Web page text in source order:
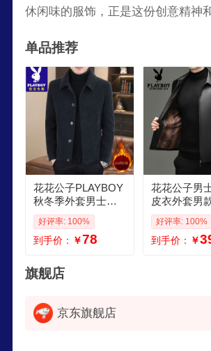
休闲味的服饰，正是这份创意精神
明天。主要产品有内衣、休闲裤、
夹克。
单品推荐
花花公子PLAYBOY
秋冬季外套男士夹
克潮流金貂绒呢子
男装冬装高端休闲
短款毛呢大衣 2489
好评率: 100%
到手价： ￥78
花花公子男
皮衣外套男
新款加绒加
内胆爸爸海
商务 25807
好评率: 100%
到手价： ￥
旗舰店
京东旗舰店